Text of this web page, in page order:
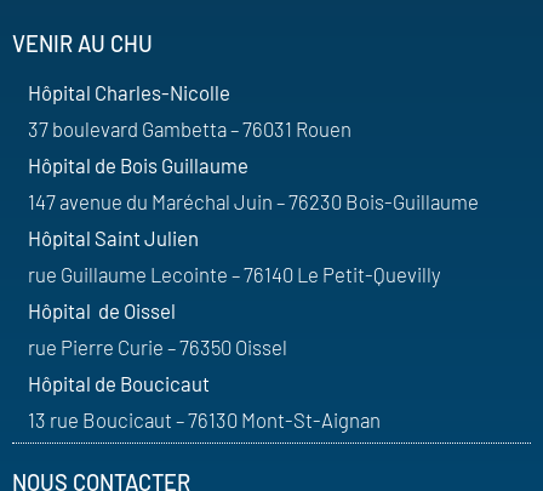
VENIR AU CHU
Hôpital Charles-Nicolle
37 boulevard Gambetta – 76031 Rouen
Hôpital de Bois Guillaume
147 avenue du Maréchal Juin – 76230 Bois-Guillaume
Hôpital Saint Julien
rue Guillaume Lecointe – 76140 Le Petit-Quevilly
Hôpital de Oissel
rue Pierre Curie – 76350 Oissel
Hôpital de Boucicaut
13 rue Boucicaut – 76130 Mont-St-Aignan
NOUS CONTACTER